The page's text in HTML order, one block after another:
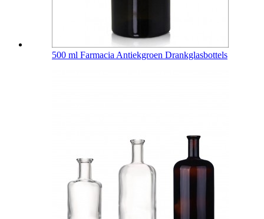
500 ml Farmacia Antiekgroen Drankglasbottels